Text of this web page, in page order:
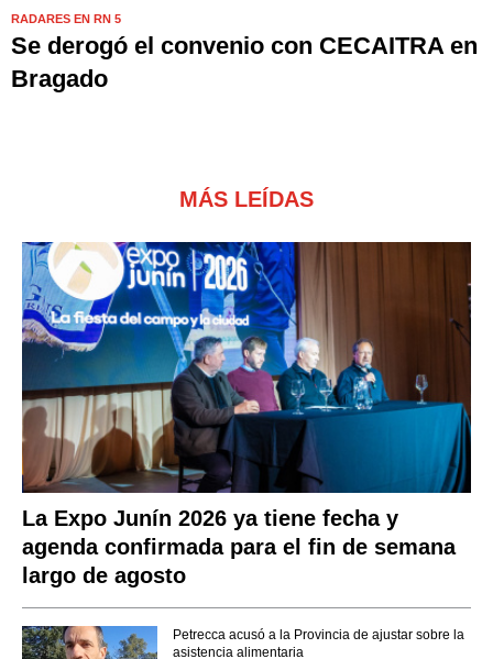
RADARES EN RN 5
Se derogó el convenio con CECAITRA en
Bragado
MÁS LEÍDAS
La Expo Junín 2026 ya tiene fecha y
agenda confirmada para el fin de semana
largo de agosto
Petrecca acusó a la Provincia de ajustar sobre la
asistencia alimentaria